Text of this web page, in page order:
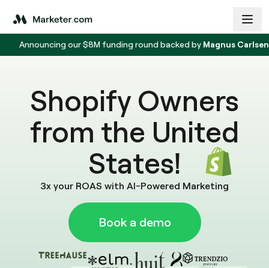
Announcing our $8M funding round backed by Magnus
Shopify Owners
from the United
States!
3x your ROAS with AI-Powered Marketing
Book a demo